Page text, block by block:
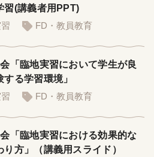
習(講義者用PPT)
FD・教員教育
「臨地実習において学生が良
る学習環境」
FD・教員教育
「臨地実習における効果的な
方」（講義用スライド）